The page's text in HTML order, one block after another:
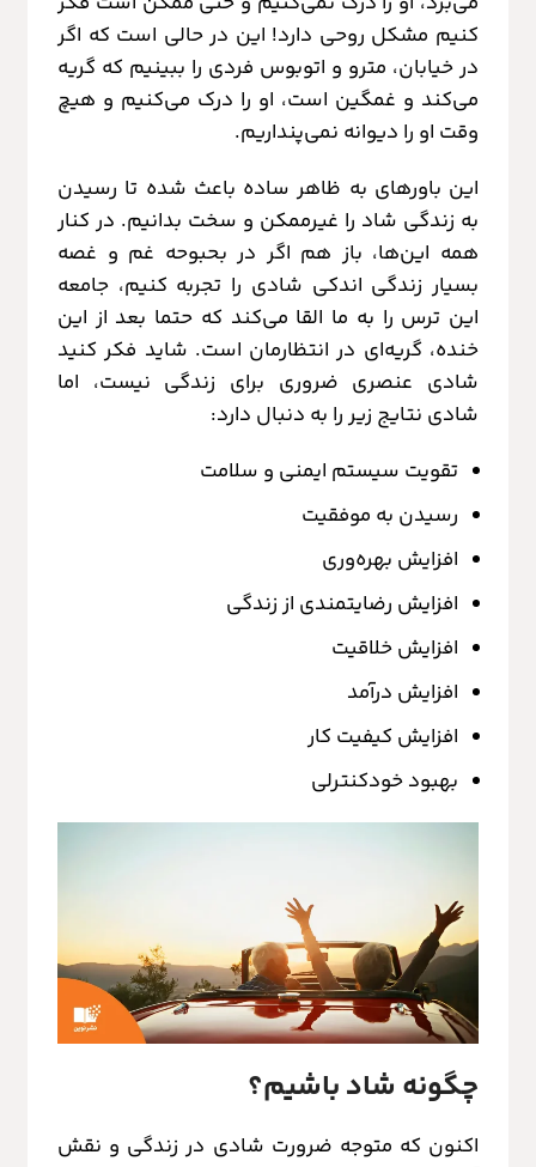
کنیم مشکل روحی دارد! این در حالی است که اگر
در خیابان، مترو و اتوبوس فردی را ببینیم که گریه
می‌کند و غمگین است، او را درک می‌کنیم و هیچ
وقت او را دیوانه نمی‌پنداریم.
این باورهای به ظاهر ساده باعث شده تا رسیدن
به زندگی شاد را غیرممکن و سخت بدانیم. در کنار
همه این‌ها، باز هم اگر در بحبوحه غم و غصه
بسیار زندگی اندکی شادی را تجربه کنیم، جامعه
این ترس را به ما القا می‌کند که حتما بعد از این
خنده، گریه‌ای در انتظارمان است. شاید فکر کنید
شادی عنصری ضروری برای زندگی نیست، اما
شادی نتایج زیر را به دنبال دارد:
تقویت سیستم ایمنی و سلامت
رسیدن به موفقیت
افزایش بهره‌وری
افزایش رضایتمندی از زندگی
افزایش خلاقیت
افزایش درآمد
افزایش کیفیت کار
بهبود خودکنترلی
چگونه شاد باشیم؟
اکنون که متوجه ضرورت شادی در زندگی و نقش